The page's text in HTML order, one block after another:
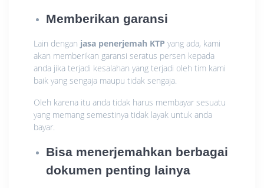
Memberikan garansi
Lain dengan jasa penerjemah KTP yang ada, kami
akan memberikan garansi seratus persen kepada
anda jika terjadi kesalahan yang terjadi oleh tim kami
baik yang sengaja maupu tidak sengaja.
Oleh karena itu anda tidak harus membayar sesuatu
yang memang semestinya tidak layak untuk anda
bayar.
Bisa menerjemahkan berbagai
dokumen penting lainya